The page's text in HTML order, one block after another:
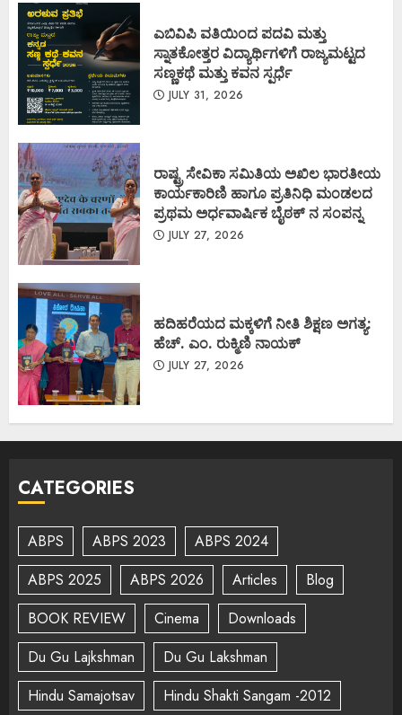
ಎಬಿವಿಪಿ ವತಿಯಿಂದ ಪದವಿ ಮತ್ತು
ಸ್ನಾತಕೋತ್ತರ ವಿದ್ಯಾರ್ಥಿಗಳಿಗೆ ರಾಜ್ಯಮಟ್ಟದ
ಸಣ್ಣಕಥೆ ಮತ್ತು ಕವನ ಸ್ಪರ್ಧೆ
JULY 31, 2026
ರಾಷ್ಟ್ರ ಸೇವಿಕಾ ಸಮಿತಿಯ ಅಖಿಲ ಭಾರತೀಯ
ಕಾರ್ಯಕಾರಿಣಿ ಹಾಗೂ ಪ್ರತಿನಿಧಿ ಮಂಡಲದ
ಪ್ರಥಮ ಅರ್ಧವಾರ್ಷಿಕ ಬೈಠಕ್ ನ ಸಂಪನ್ನ
JULY 27, 2026
ಹದಿಹರೆಯದ ಮಕ್ಕಳಿಗೆ ನೀತಿ ಶಿಕ್ಷಣ ಅಗತ್ಯ:
ಹೆಚ್. ಎಂ. ರುಕ್ಮಿಣಿ ನಾಯಕ್
JULY 27, 2026
CATEGORIES
ABPS ABPS 2023
ABPS 2024
ABPS 2025
ABPS 2026 Articles
Blog
BOOK REVIEW
Cinema
Downloads
Du Gu Lajkshman
Du Gu Lakshman
Hindu Samajotsav
Hindu Shakti Sangam -2012